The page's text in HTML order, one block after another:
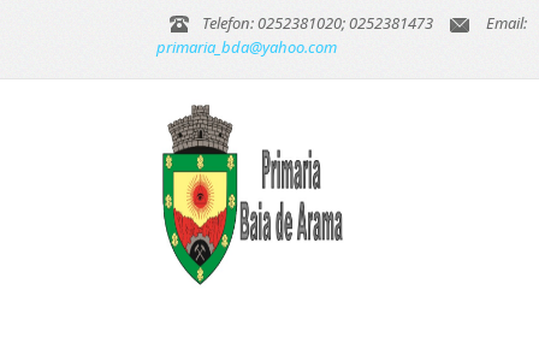
Telefon: 0252381020; 0252381473
Email:
primaria_bda@yahoo.com